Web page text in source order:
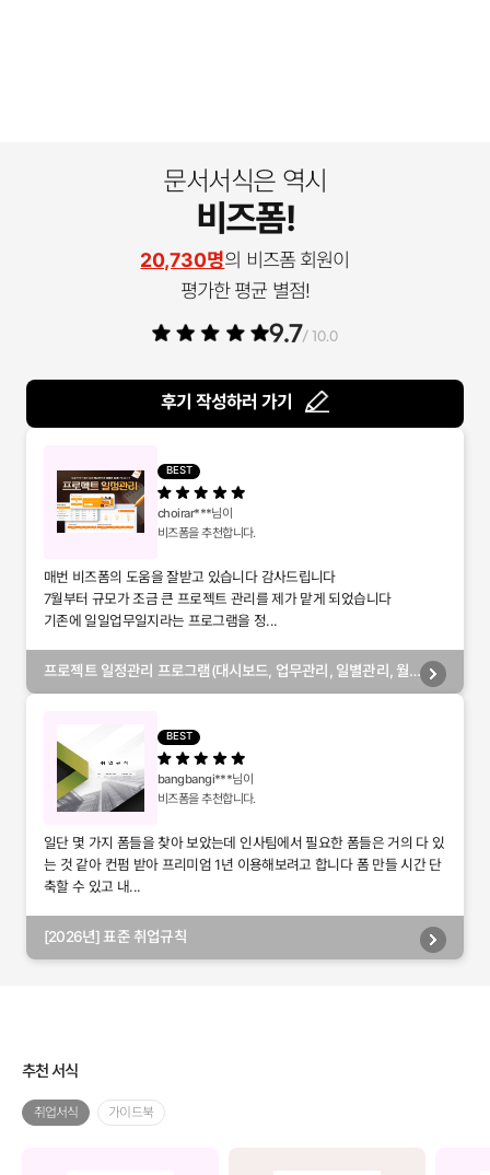
문서서식은 역시
비즈폼!
20,730명의 비즈폼 회원이
평가한 평균 별점!
9.7/ 10.0
후기 작성하러 가기
BEST
choirar***님이
비즈폼을 추천합니다.
매번 비즈폼의 도움을 잘받고 있습니다 감사드립니다
7월부터 규모가 조금 큰 프로젝트 관리를 제가 맡게 되었습니다
기존에 일일업무일지라는 프로그램을 정...
프로젝트 일정관리 프로그램(대시보드, 업무관리, 일별관리, 월
BEST
bangbangi***님이
비즈폼을 추천합니다.
일단 몇 가지 폼들을 찾아 보았는데 인사팀에서 필요한 폼들은 거의 다 있
는 것 같아 컨펌 받아 프리미엄 1년 이용해보려고 합니다 폼 만들 시간 단
축할 수 있고 내...
[2026년] 표준 취업규칙
추천 서식
취업서식 가이드북